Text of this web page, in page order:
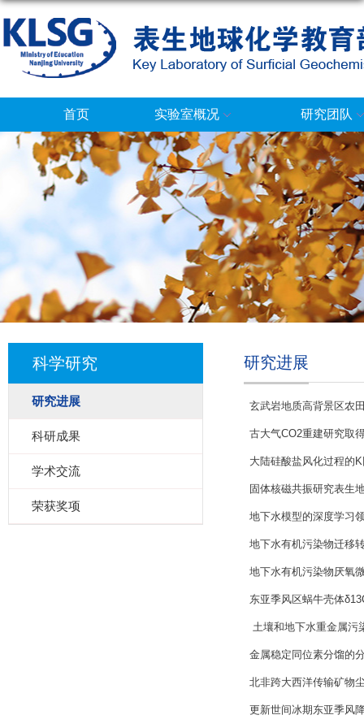
首页 实验室概况 研究团队
科学研究
研究进展
科研成果
学术交流
荣获奖项
研究进展
玄武岩地质高背景区农
古大气CO2重建研究取
大陆硅酸盐风化过程的
固体核磁共振研究表生
地下水模型的深度学习
地下水有机污染物迁移
地下水有机污染物厌氧
东亚季风区蜗牛壳体
土壤和地下水重金属污
金属稳定同位素分馏的
北非跨大西洋传输矿物
更新世间冰期东亚季风